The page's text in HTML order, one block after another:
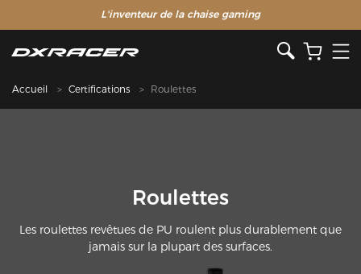
L'inventeur de la chaise gaming
Accueil Certifications Roulettes
Roulettes
Les roulettes revêtues de PU roulent plus durablement que
jamais sur la plupart des surfaces.